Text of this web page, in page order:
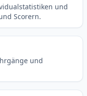
und
Scorern.
und